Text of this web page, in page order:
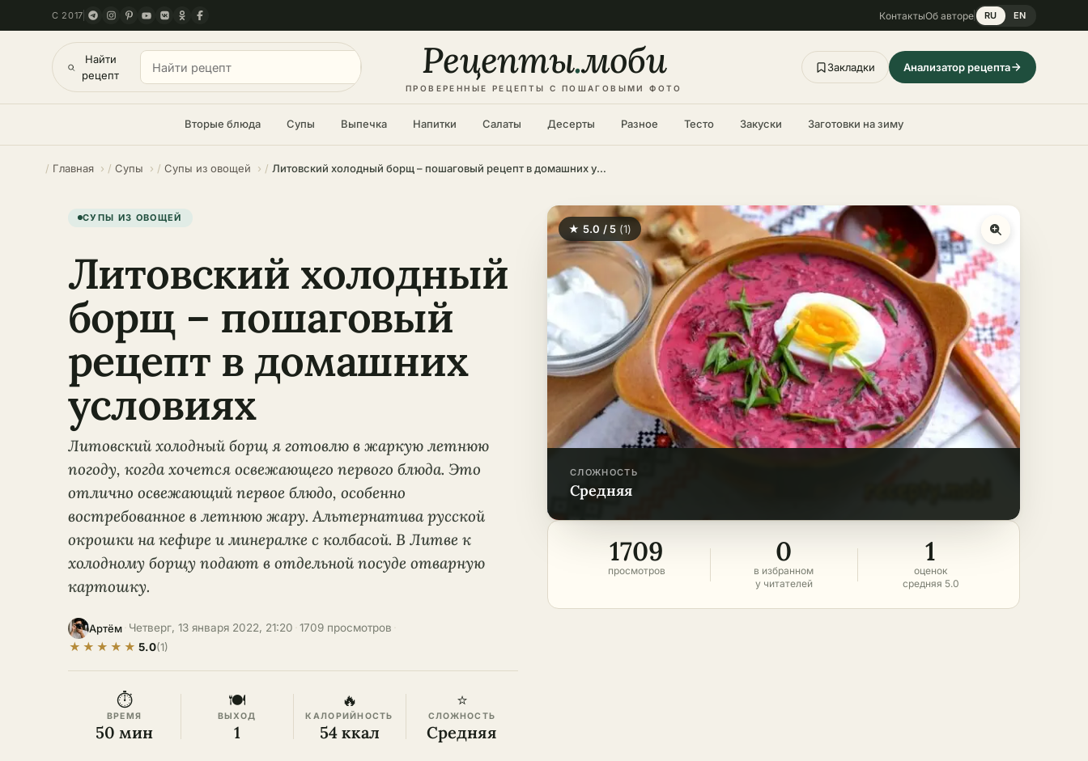
С 2017 КонтактыОб авторе RU EN
Найти
рецепт
Рецепты.моби
ПРОВЕРЕННЫЕ РЕЦЕПТЫ С ПОШАГОВЫМИ ФОТО
Закладки Анализатор рецепта
Вторые блюда Супы Выпечка Напитки Салаты Десерты Разное Тесто Закуски Заготовки на зиму
Главная Супы Супы из овощей Литовский холодный борщ – пошаговый рецепт в домашних условиях
★ 5.0 / 5 (1)
СЛОЖНОСТЬ
средняя
1709
просмотров
0
в избранном
у читателей
1
оценок
средняя 5.0
СУПЫ ИЗ ОВОЩЕЙ
Литовский холодный
борщ – пошаговый
рецепт в домашних
условиях
Литовский холодный борщ я готовлю в жаркую летнюю
погоду, когда хочется освежающего первого блюда. Это
отлично освежающий первое блюдо, особенно
востребованное в летнюю жару. Альтернатива русской
окрошки на кефире и минералке с колбасой. В Литве к
холодному борщу подают в отдельной посуде отварную
картошку.
Артём Четверг, 13 января 2022, 21:20 1709 просмотров
★ ★ ★ ★ ★ 5.0(1)
⏱
ВРЕМЯ
50 мин
🍽
ВЫХОД
1
🔥
КАЛОРИЙНОСТЬ
54 ккал
⭐
СЛОЖНОСТЬ
Средняя